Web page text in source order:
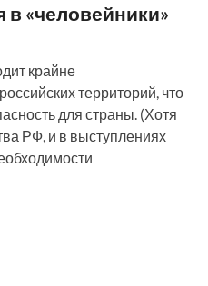
в «человейники»
крайне
территорий, что
для страны. (Хотя
РФ, и в выступлениях